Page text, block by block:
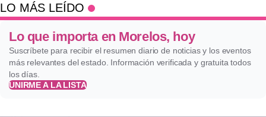
LO MÁS LEÍDO
Lo que importa en Morelos, hoy
Suscríbete para recibir el resumen diario de noticias y los eventos
más relevantes del estado. Información verificada y gratuita todos
los días.
UNIRME A LA LISTA